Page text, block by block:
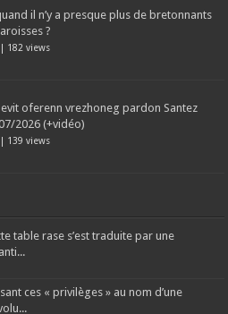
il n’y a presque plus de bretonnants
?
| 182 views
oferenn vrezhoneg pardon Santez
2026 (+vidéo)
| 139 views
table rase s’est traduite par une
ces « privilèges » au nom d’une